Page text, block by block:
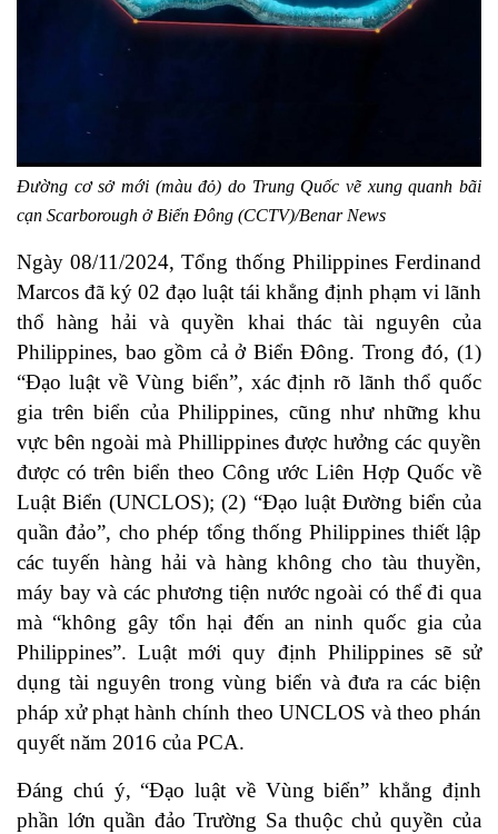
Đường cơ sở mới (màu đỏ) do Trung Quốc vẽ xung quanh bãi
cạn Scarborough ở Biển Đông (CCTV)/Benar News
Ngày 08/11/2024, Tổng thống Philippines Ferdinand
Marcos đã ký 02 đạo luật tái khẳng định phạm vi lãnh
thổ hàng hải và quyền khai thác tài nguyên của
Philippines, bao gồm cả ở Biển Đông. Trong đó, (1)
“Đạo luật về Vùng biển”, xác định rõ lãnh thổ quốc
gia trên biển của Philippines, cũng như những khu
vực bên ngoài mà Phillippines được hưởng các quyền
được có trên biển theo Công ước Liên Hợp Quốc về
Luật Biển (UNCLOS); (2) “Đạo luật Đường biển của
quần đảo”, cho phép tổng thống Philippines thiết lập
các tuyến hàng hải và hàng không cho tàu thuyền,
máy bay và các phương tiện nước ngoài có thể đi qua
mà “không gây tổn hại đến an ninh quốc gia của
Philippines”. Luật mới quy định Philippines sẽ sử
dụng tài nguyên trong vùng biển và đưa ra các biện
pháp xử phạt hành chính theo UNCLOS và theo phán
quyết năm 2016 của PCA.
Đáng chú ý, “Đạo luật về Vùng biển” khẳng định
phần lớn quần đảo Trường Sa thuộc chủ quyền của